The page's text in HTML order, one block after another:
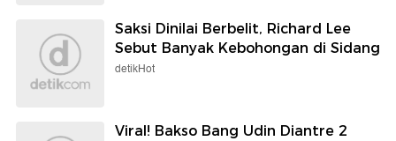
Saksi Dinilai Berbelit, Richard Lee
Sebut Banyak Kebohongan di Sidang
detikHot
Viral! Bakso Bang Udin Diantre 2